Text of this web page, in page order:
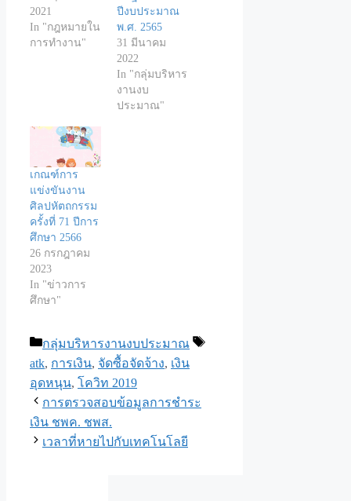
2021
In "กฎหมายใน
การทำงาน"
ปีงบประมาณ
พ.ศ. 2565
31 มีนาคม
2022
In "กลุ่มบริหาร
งานงบ
ประมาณ"
เกณฑ์การ
แข่งขันงาน
ศิลปหัตถกรรม
ครั้งที่ 71 ปีการ
ศึกษา 2566
26 กรกฎาคม
2023
In "ข่าวการ
ศึกษา"
Categories
กลุ่มบริหารงานงบประมาณ
Tags
atk, การเงิน, จัดซื้อจัดจ้าง, เงิน
อุดหนุน, โควิท 2019
การตรวจสอบข้อมูลการชำระ
เงิน ชพค. ชพส.
เวลาที่หายไปกับเทคโนโลยี